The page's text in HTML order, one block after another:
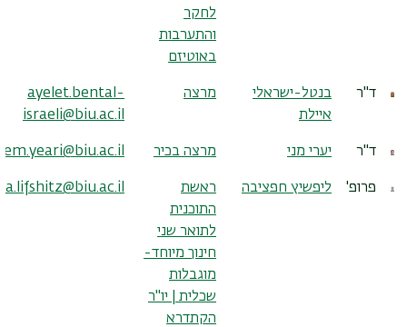
לחקר
והתערבות
באוטיזם
ד"ר
בנטל-ישראלי
איילת
מרצה
ayelet.bental-
israeli@biu.ac.il
ד"ר יערי מני מרצה בכיר
פרופ' ליפשיץ חפציבה
ראשת
התוכנית
לתואר שני
חינוך מיוחד-
מוגבלות
שכלית | יו"ר
הקתדרא